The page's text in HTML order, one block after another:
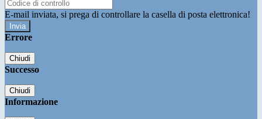
E-mail inviata, si prega di controllare la casella di posta elettronica!
Errore
Chiudi
Successo
Chiudi
Informazione